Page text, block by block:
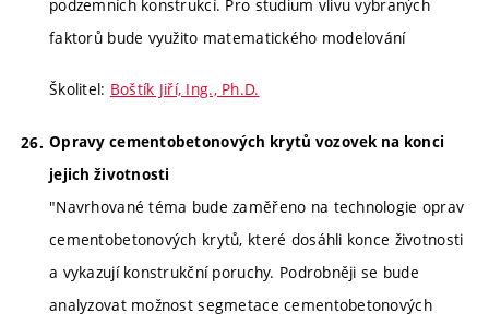
podzemních konstrukcí. Pro studium vlivu vybraných
faktorů bude využito matematického modelování
Školitel: Boštík Jiří, Ing., Ph.D.
Opravy cementobetonových krytů vozovek na konci
jejich životnosti
"Navrhované téma bude zaměřeno na technologie oprav
cementobetonových krytů, které dosáhli konce životnosti
a vykazují konstrukční poruchy. Podrobněji se bude
analyzovat možnost segmetace cementobetonových